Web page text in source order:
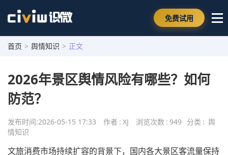
免费试用
首页 > 舆情知识 > 正文
2026年景区舆情风险有哪些？如何
防范？
发布时间:2026-05-15 17:33 作者 : XJ 浏览次数 : 949 分类 : 舆
情知识
文旅消费市场持续扩容的背景下，国内各大景区客流量保持